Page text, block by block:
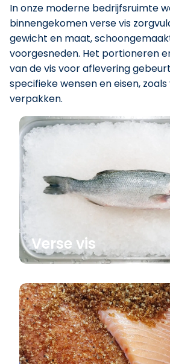
In onze moderne bedrijfsruimte
binnengekomen verse vis
gewicht en maat,
voorgesneden. Het portioneren
van de vis voor aflevering
specifieke wensen en eisen,
verpakken.
Verse vis